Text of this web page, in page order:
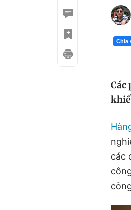
Chia
Các
các